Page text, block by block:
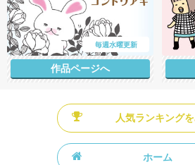
毎週水曜更新
作品ページへ
人気ランキング
ホーム